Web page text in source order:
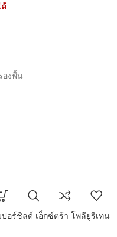
องพื้น
ปอร์ชิลด์ เอ็กซ์ตร้า โพลียูรีเทน